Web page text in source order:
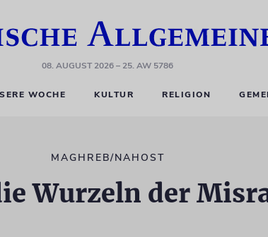
08. AUGUST 2026– 25. AW 5786
WOCHE KULTUR RELIGION
MAGHREB/NAHOST
Wurzeln der